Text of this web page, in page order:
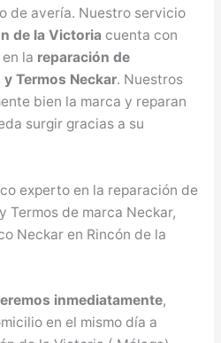
de avería. Nuestro servicio
de la Victoria cuenta con
en la reparación de
Termos Neckar. Nuestros
bien la marca y reparan
surgir gracias a su
experto en la reparación de
Termos de marca Neckar,
Neckar en Rincón de la
inmediatamente,
en el mismo día a